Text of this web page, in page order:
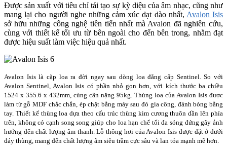
Được sản xuất với tiêu chỉ tái tạo sự kỳ diệu của âm nhạc, cũng như
mang lại cho người nghe những cảm xúc dạt dào nhất, Avalon Isis
sở hữu những công nghệ tiên tiến nhất mà Avalon đã nghiên cứu,
cùng với thiết kế tối ưu từ bên ngoài cho đến bên trong, nhằm đạt
được hiệu suất làm việc hiệu quả nhất.
Avalon Isis là cặp loa ra đời ngay sau dòng loa đẳng cấp Sentinel. So với
Avalon Sentinel, Avalon Isis có phần nhỏ gọn hơn, với kích thước ba chiều
1524 x 355.6 x 432mm, cùng cân nặng 95kg. Thùng loa của Avalon Isis được
làm từ gỗ MDF chắc chắn, ép chặt bằng máy sau đó gia công, đánh bóng bằng
tay. Thiết kế thùng loa dựa theo cấu trúc thùng kim cương thuôn dần lên phía
trên, không có cạnh song song giúp cho loa hạn chế tối đa sóng đứng gây ảnh
hưởng đến chất lượng âm thanh. Lỗ thông hơi của Avalon Isis được đặt ở dưới
đáy thùng, mang đến chất lượng âm siêu trầm cực sâu và lan tỏa mạnh mẽ hơn.